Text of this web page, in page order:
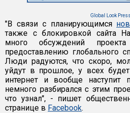
Global Look Press
"В связи с планирующимся
также с блокировкой сайта
много обсуждений
предоставлению глобального
Люди радуются, что скоро,
уйдут в прошлое, у всех
интернет и вообще наступит
немного разбирался с этим
что узнал", - пишет
странице в Facebook.